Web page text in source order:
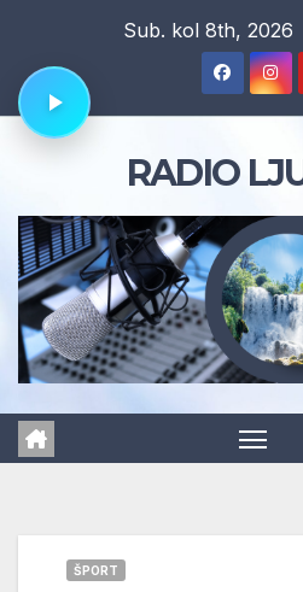
content
Sub. kol 8th, 2026
RADIO
ŠPORT